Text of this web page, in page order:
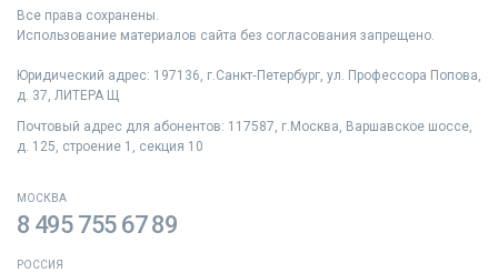
Все права сохранены.
Использование материалов сайта без согласования запрещено.
Юридический адрес: 197136, г.Санкт‑Петербург, ул. Профессора Попова,
д. 37, ЛИТЕРА Щ
Почтовый адрес для абонентов: 117587, г.Москва, Варшавское шоссе,
д. 125, строение 1, секция 10
МОСКВА
8 495 755 67 89
РОССИЯ